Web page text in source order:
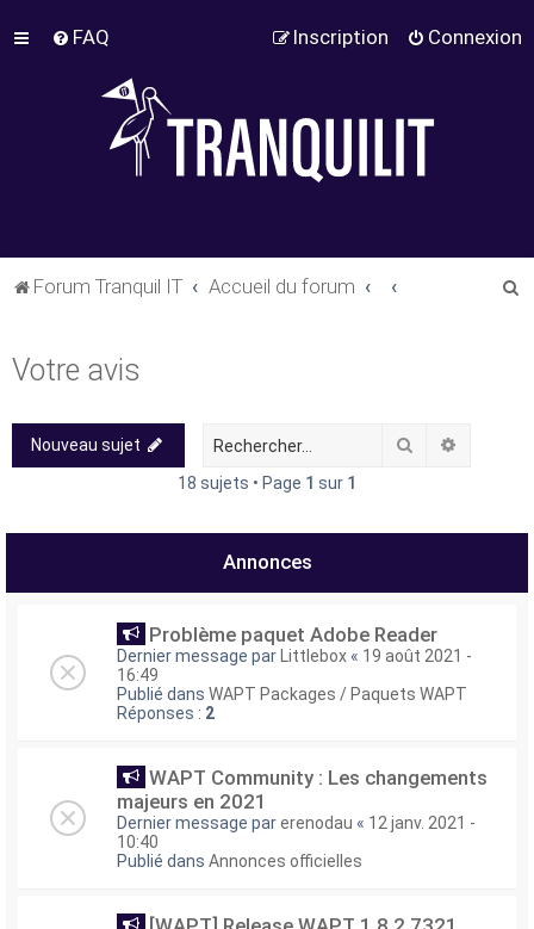
FAQ Connexion
Inscription
Forum Tranquil IT Accueil du forum
Votre avis
Nouveau sujet Rechercher
18 sujets • Page 1 sur 1
Annonces
Problème paquet Adobe Reader
Dernier message par Littlebox « 19 août 2021 -
16:49
Publié dans WAPT Packages / Paquets WAPT
Réponses : 2
WAPT Community : Les changements
majeurs en 2021
Dernier message parerenodau « 12 janv. 2021 -
10:40
Publié dans Annonces officielles